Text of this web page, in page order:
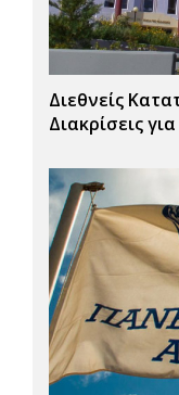
Διεθνείς
Διακρίσεις